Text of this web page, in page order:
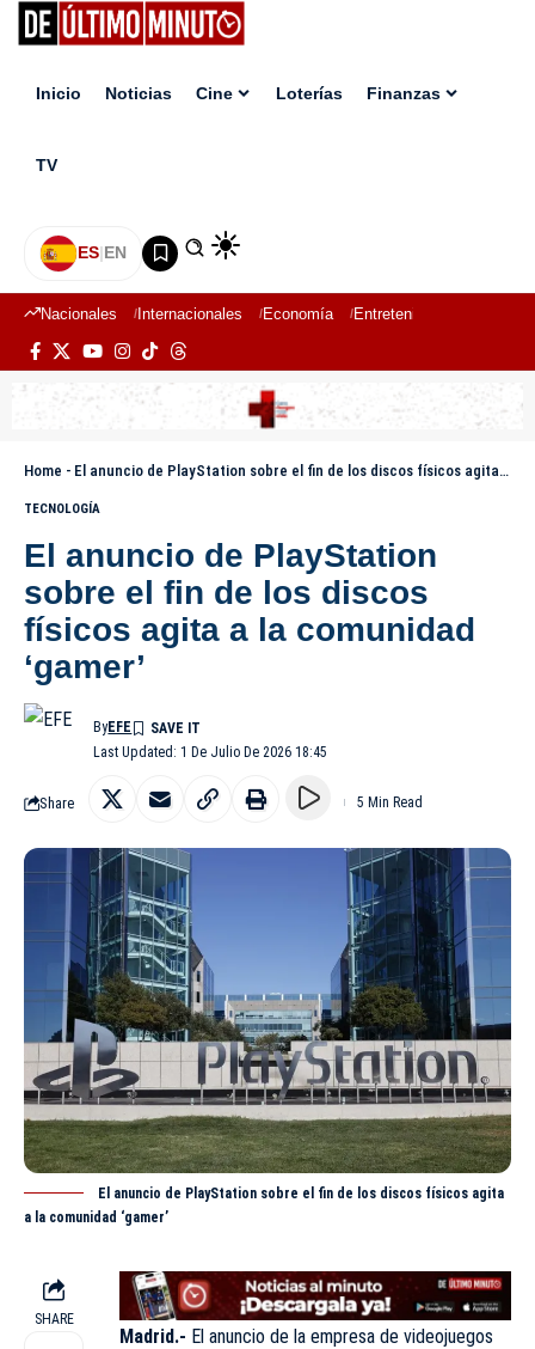
Inicio Noticias Cine Loterías Finanzas
TV
ES|EN
Nacionales Internacionales Economía Entretenimiento
Home - El anuncio de PlayStation sobre el fin de los discos físicos agita a la comunidad ‘gamer’
TECNOLOGÍA
El anuncio de PlayStation
sobre el fin de los discos
físicos agita a la comunidad
‘gamer’
Last Updated: 1 De Julio De 2026 18:45
ByEFE
Share 5 Min Read
El anuncio de PlayStation sobre el fin de los discos físicos agita
a la comunidad ‘gamer’
SHARE
Madrid.- El anuncio de la empresa de videojuegos